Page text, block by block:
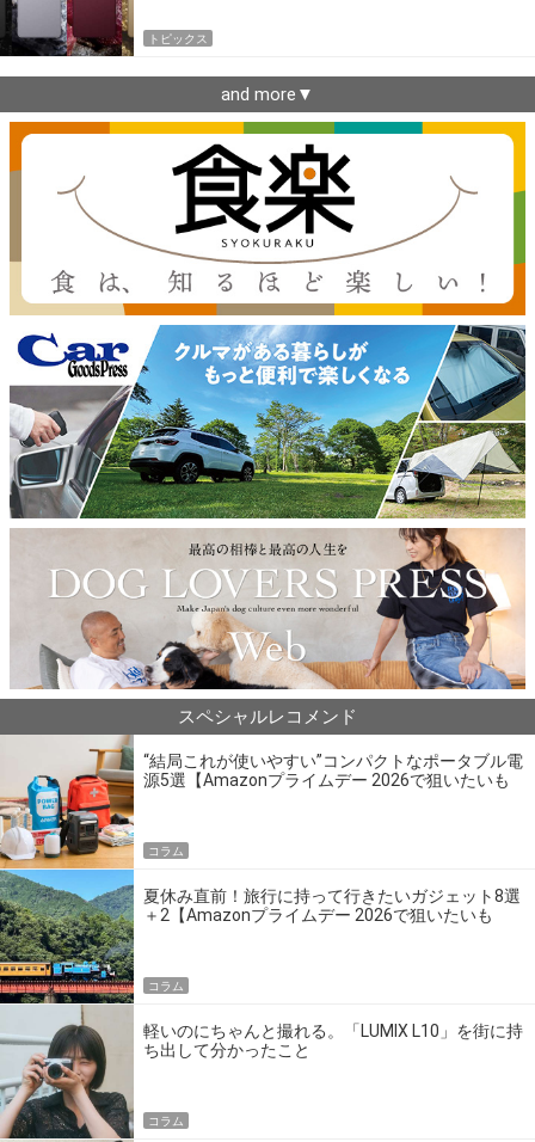
トピックス
and more▼
スペシャルレコメンド
“結局これが使いやすい”コンパクトなポータブル電
源5選【Amazonプライムデー 2026で狙いたいも
コラム
夏休み直前！旅行に持って行きたいガジェット8選
＋2【Amazonプライムデー 2026で狙いたいも
コラム
軽いのにちゃんと撮れる。「LUMIX L10」を街に持
ち出して分かったこと
コラム